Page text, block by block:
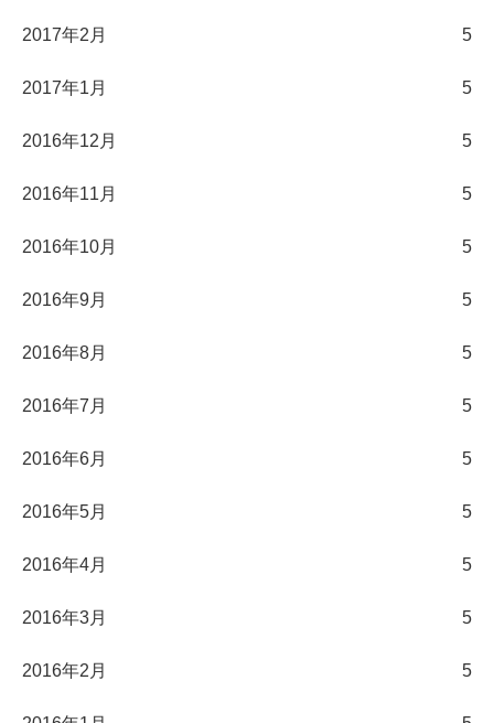
2017年2月 5
2017年1月 5
2016年12月 5
2016年11月 5
2016年10月 5
2016年9月 5
2016年8月 5
2016年7月 5
2016年6月 5
2016年5月 5
2016年4月 5
2016年3月 5
2016年2月 5